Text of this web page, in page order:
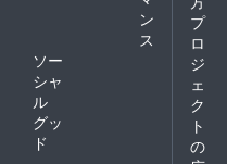
ン
ス
ソー
シャ
ル
グッ
ド
プ
ロ
ジ
ェ
ク
ト
の